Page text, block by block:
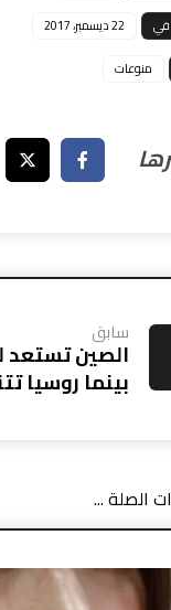
في
22 ديسمبر، 2017
منوعات
سابق
الصين تستعد
بينما روسيا
الصلة ...